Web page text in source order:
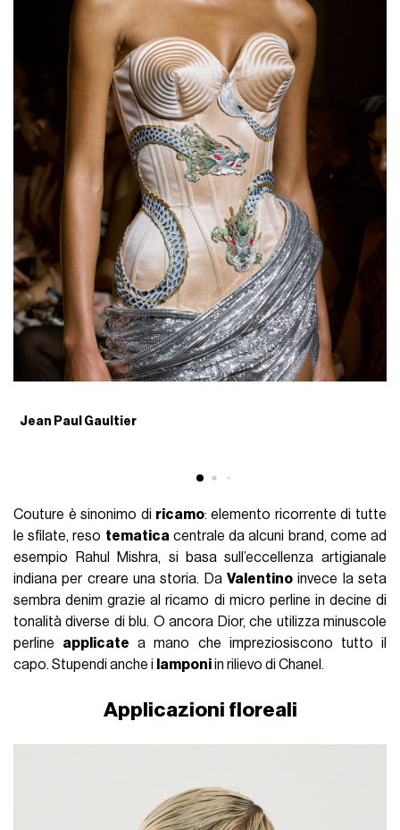
Jean Paul Gaultier
Couture è sinonimo di ricamo: elemento ricorrente di tutte
le sfilate, reso tematica centrale da alcuni brand, come ad
esempio Rahul Mishra, si basa sull’eccellenza artigianale
indiana per creare una storia. Da Valentino invece la seta
sembra denim grazie al ricamo di micro perline in decine di
tonalità diverse di blu. O ancora Dior, che utilizza minuscole
perline applicate a mano che impreziosiscono tutto il
capo. Stupendi anche i lamponiin rilievo di Chanel.
Applicazioni floreali